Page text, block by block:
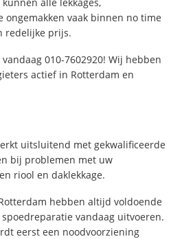
ongemakken vaak binnen no time
redelijke prijs.
010-7602920! Wij hebben
actief in Rotterdam en
uitsluitend met gekwalificeerde
bij problemen met uw
riool en daklekkage.
hebben altijd voldoende
vandaag uitvoeren.
eerst een noodvoorziening